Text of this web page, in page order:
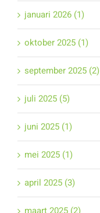
januari 2026 (1)
oktober 2025 (1)
september 2025 (2)
juli 2025 (5)
juni 2025 (1)
mei 2025 (1)
april 2025 (3)
maart 2025 (2)